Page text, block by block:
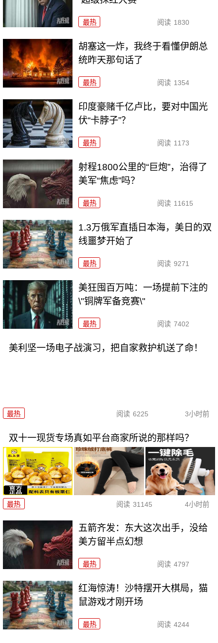
最热 阅读 1830
胡塞这一炸，我终于看懂伊朗总
统昨天那句话了
最热 阅读 1354
印度豪赌千亿卢比，要对中国光
伏“卡脖子”？
最热 阅读 1173
射程1800公里的“巨炮”，治得了
美军“焦虑”吗？
最热 阅读 11615
1.3万俄军直插日本海，美日的双
线噩梦开始了
最热 阅读 9271
美狂囤百万吨：一场提前下注的
\"铜牌军备竞赛\"
最热 阅读 7402
美利坚一场电子战演习，把自家救护机送了命！
最热 阅读 6225 3小时前
双十一现货专场真如平台商家所说的那样吗？
最热 阅读 31145 4小时前
五箭齐发：东大这次出手，没给
美方留半点幻想
最热 阅读 4797
红海惊涛！沙特摆开大棋局，猫
鼠游戏才刚开场
最热 阅读 4244